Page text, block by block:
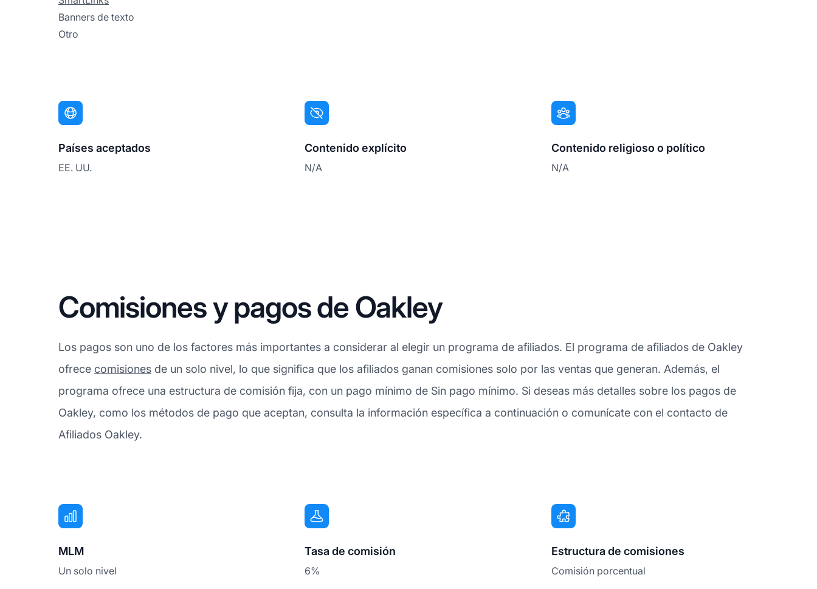
Banners de texto
Otro
Países aceptados
EE. UU.
Contenido explícito
N/A
Contenido religioso o político
N/A
Comisiones y pagos de Oakley
Los pagos son uno de los factores más importantes a considerar al elegir un programa de afiliados. El programa de afiliados de Oakley
ofrece comisiones de un solo nivel, lo que significa que los afiliados ganan comisiones solo por las ventas que generan. Además, el
programa ofrece una estructura de comisión fija, con un pago mínimo de Sin pago mínimo. Si deseas más detalles sobre los pagos de
Oakley, como los métodos de pago que aceptan, consulta la información específica a continuación o comunícate con el contacto de
Afiliados Oakley.
MLM
Un solo nivel
Tasa de comisión
6%
Estructura de comisiones
Comisión porcentual